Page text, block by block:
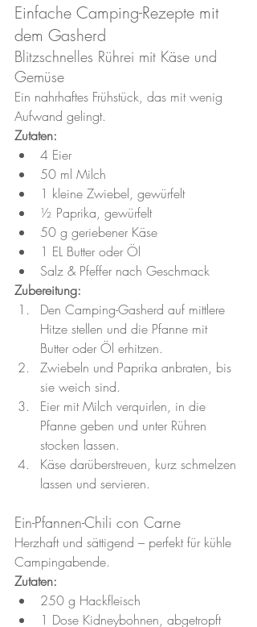
Einfache Camping-Rezepte mit
dem Gasherd
Blitzschnelles Rührei mit Käse und
Gemüse
Ein nahrhaftes Frühstück, das mit wenig
Aufwand gelingt.
Zutaten:
4 Eier
50 ml Milch
1 kleine Zwiebel, gewürfelt
½ Paprika, gewürfelt
50 g geriebener Käse
1 EL Butter oder Öl
Salz & Pfeffer nach Geschmack
Zubereitung:
Den Camping-Gasherd auf mittlere
Hitze stellen und die Pfanne mit
Butter oder Öl erhitzen.
Zwiebeln und Paprika anbraten, bis
sie weich sind.
Eier mit Milch verquirlen, in die
Pfanne geben und unter Rühren
stocken lassen.
Käse darüberstreuen, kurz schmelzen
lassen und servieren.
Ein-Pfannen-Chili con Carne
Herzhaft und sättigend – perfekt für kühle
Campingabende.
Zutaten:
250 g Hackfleisch
1 Dose Kidneybohnen, abgetropft